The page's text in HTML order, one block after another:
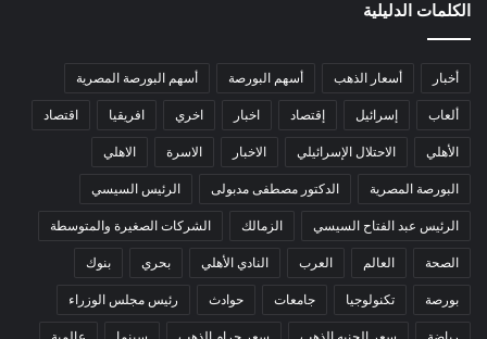
الكلمات الدليلية
أخبار أسعار الذهب أسهم البورصة أسهم البورصة المصرية
ألعاب إسرائيل إقتصاد اخبار اخري افريقيا اقتصاد
الأهلي الاحتلال الإسرائيلي الاخبار الاسرة الاهلي
البورصة المصرية الدكتور مصطفى مدبولى الرئيس السيسي
الرئيس عبد الفتاح السيسي الزمالك الشركات الصغيرة والمتوسطة
الصحة العالم العرب النادي الأهلي بحري بنوك
بورصة تكنولوجيا جامعات حوادث رئيس مجلس الوزراء